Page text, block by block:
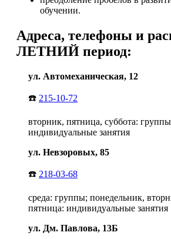
обучении.
Адреса, телефоны и
ЛЕТНИЙ период:
ул. Автомеханическая, 12
☎️ 215-10-72
вторник, пятница, суббота:
индивидуальные занятия
ул. Невзоровых, 85
☎️ 218-03-68
среда: группы; понедельник,
пятница: индивидуальные занятия
ул. Дм. Павлова, 13Б